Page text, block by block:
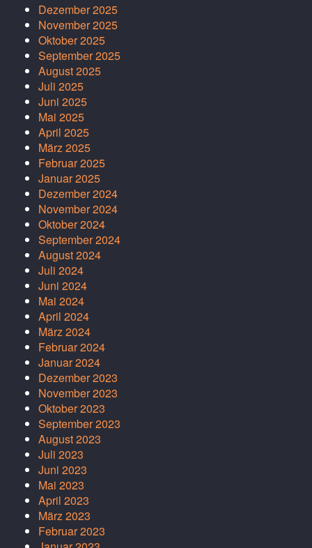
Dezember 2025
November 2025
Oktober 2025
September 2025
August 2025
Juli 2025
Juni 2025
Mai 2025
April 2025
März 2025
Februar 2025
Januar 2025
Dezember 2024
November 2024
Oktober 2024
September 2024
August 2024
Juli 2024
Juni 2024
Mai 2024
April 2024
März 2024
Februar 2024
Januar 2024
Dezember 2023
November 2023
Oktober 2023
September 2023
August 2023
Juli 2023
Juni 2023
Mai 2023
April 2023
März 2023
Februar 2023